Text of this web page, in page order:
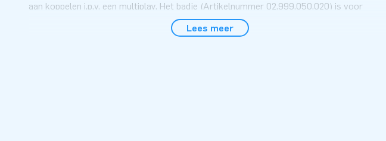
aan koppelen i.p.v. een multiplay. Het badje (Artikelnummer 02.999.050.020) is voor
Lees meer